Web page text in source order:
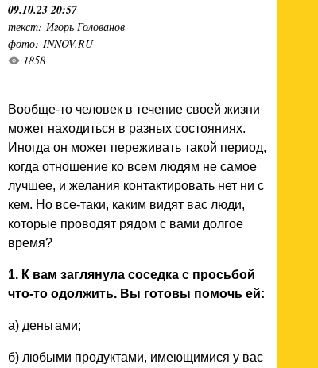
09.10.23 20:57
текст: Игорь Голованов
фото: INNOV.RU
1858
Вообще-то человек в течение своей жизни
может находиться в разных состояниях.
Иногда он может переживать такой период,
когда отношение ко всем людям не самое
лучшее, и желания контактировать нет ни с
кем. Но все-таки, каким видят вас люди,
которые проводят рядом с вами долгое
время?
1. К вам заглянула соседка с просьбой
что-то одолжить. Вы готовы помочь ей:
а) деньгами;
б) любыми продуктами, имеющимися у вас